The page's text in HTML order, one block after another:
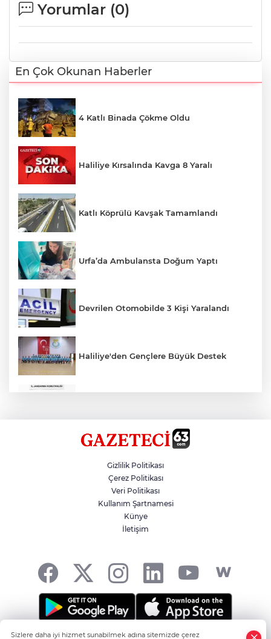
Yorumlar (0)
En Çok Okunan Haberler
4 Katlı Binada Çökme Oldu
Haliliye Kırsalında Kavga 8 Yaralı
Katlı Köprülü Kavşak Tamamlandı
Urfa’da Ambulansta Doğum Yaptı
Devrilen Otomobilde 3 Kişi Yaralandı
Haliliye'den Gençlere Büyük Destek
Hikmet Başak’tan Ulaşım Çalışması
Atatürk Bulvarında Asfalt Yenileniyor
Gizlilik Politikası
Çerez Politikası
Veri Politikası
Kullanım Şartnamesi
Künye
İletişim
Sizlere daha iyi hizmet sunabilmek adına sitemizde çerez